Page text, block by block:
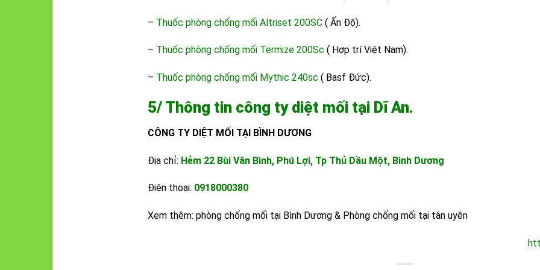
– Thuốc phòng chống mối Altriset 200SC ( Ấn Độ).
– Thuốc phòng chống mối Termize 200Sc ( Hợp trí Việt Nam).
– Thuốc phòng chống mối Mythic 240sc ( Basf Đức).
5/ Thông tin công ty diệt mối tại Dĩ An.
CÔNG TY DIỆT MỐI TẠI BÌNH DƯƠNG
Địa chỉ: Hẻm 22 Bùi Văn Bình, Phú Lợi, Tp Thủ Dầu Một, Bình Dương
Điện thoại: 0918000380
Xem thêm:phòng chống mối tại Bình Dương & Phòng chống mối tại tân uyên